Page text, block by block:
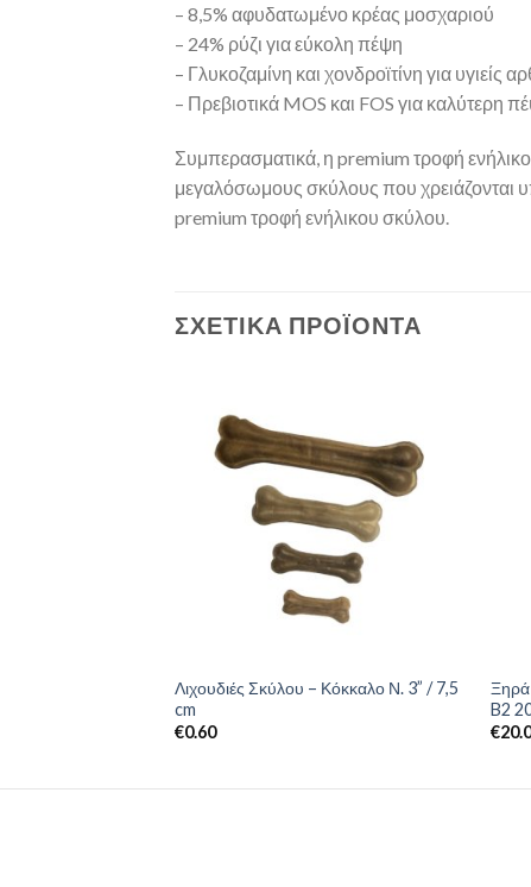
– 8,5% αφυδατωμένο κρέας μοσχαριού
– 24% ρύζι για εύκολη πέψη
– Γλυκοζαμίνη και χονδροϊτίνη για υγιείς
– Πρεβιοτικά MOS και FOS για καλύτερη
Συμπερασματικά, η premium τροφή
μεγαλόσωμους σκύλους που χρειάζονται
premium τροφή ενήλικου σκύλου.
ΣΧΕΤΙΚΆ ΠΡΟΪΌΝΤΑ
Λιχουδιές Σκύλου – Κόκκαλο Ν. 3” / 7,5
cm
€0.60
B2
€